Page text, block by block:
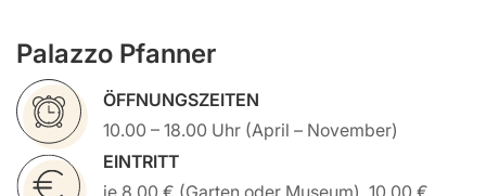
Palazzo Pfanner
ÖFFNUNGSZEITEN
10.00 – 18.00 Uhr (April – November)
EINTRITT